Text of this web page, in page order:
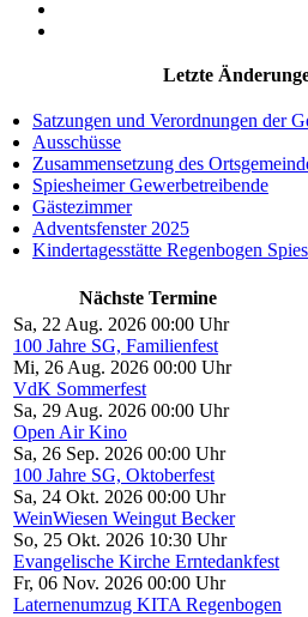
Letzte
Satzungen und Verordnungen der
Ausschüsse
Zusammensetzung des
Spiesheimer Gewerbetreibende
Gästezimmer
Adventsfenster 2025
Kindertagesstätte Regenbogen
Nächste Termine
Sa, 22 Aug. 2026 00:00 Uhr
100 Jahre SG, Familienfest
Mi, 26 Aug. 2026 00:00 Uhr
VdK Sommerfest
Sa, 29 Aug. 2026 00:00 Uhr
Open Air Kino
Sa, 26 Sep. 2026 00:00 Uhr
100 Jahre SG, Oktoberfest
Sa, 24 Okt. 2026 00:00 Uhr
WeinWiesen Weingut Becker
So, 25 Okt. 2026 10:30 Uhr
Evangelische Kirche Erntedankfest
Fr, 06 Nov. 2026 00:00 Uhr
Laternenumzug KITA Regenbogen